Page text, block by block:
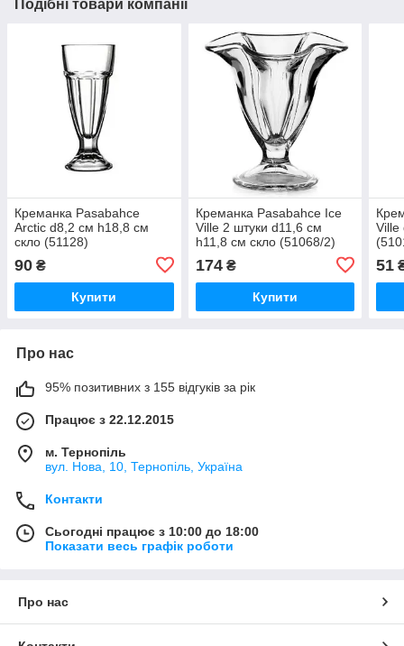
Подібні товари компанії
Креманка Pasabahce
Arctic d8,2 см h18,8 см
скло (51128)
90 ₴
Купити
Креманка Pasabahce Ice
Ville 2 штуки d11,6 см
h11,8 см скло (51068/2)
174₴
Купити
Ville
51
Про нас
95% позитивних з 155 відгуків за рік
Працює з 22.12.2015
м. Тернопіль
вул. Нова, 10, Тернопіль, Україна
Контакти
Сьогодні працює з 10:00 до 18:00
Показати весь графік роботи
Про нас